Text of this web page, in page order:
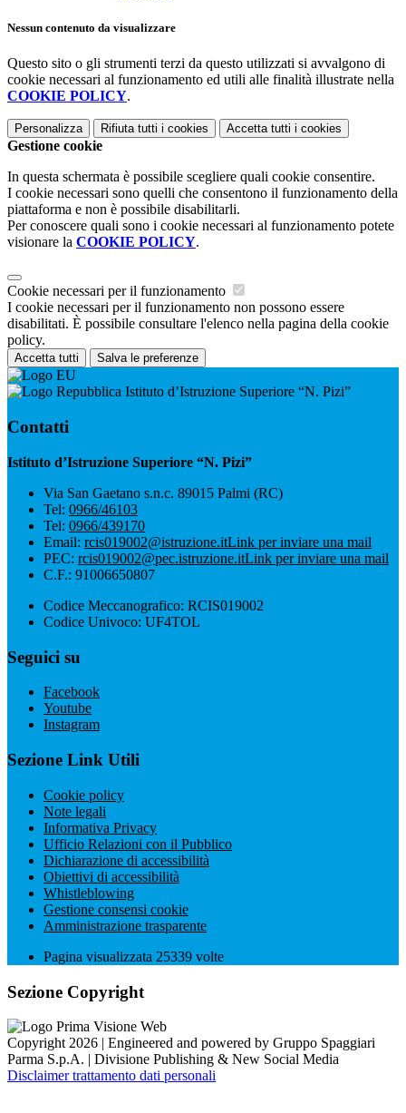
Nessun contenuto da visualizzare
Questo sito o gli strumenti terzi da questo utilizzati si avvalgono di
cookie necessari al funzionamento ed utili alle finalità illustrate nella
COOKIE POLICY.
Personalizza Rifiuta tutti i cookies Accetta tutti i cookies
Gestione cookie
In questa schermata è possibile scegliere quali cookie consentire.
I cookie necessari sono quelli che consentono il funzionamento della
piattaforma e non è possibile disabilitarli.
Per conoscere quali sono i cookie necessari al funzionamento potete
visionare la COOKIE POLICY.
Cookie necessari per il funzionamento
I cookie necessari per il funzionamento non possono essere
disabilitati. È possibile consultare l'elenco nella pagina della cookie
policy.
Accetta tutti Salva le preferenze
Istituto d’Istruzione Superiore “N. Pizi”
Contatti
Istituto d’Istruzione Superiore “N. Pizi”
Via San Gaetano s.n.c. 89015 Palmi (RC)
Tel: 0966/46103
Tel: 0966/439170
Email: rcis019002@istruzione.itLink per inviare una mail
PEC: rcis019002@pec.istruzione.itLink per inviare una mail
C.F.: 91006650807
Codice Meccanografico: RCIS019002
Codice Univoco: UF4TOL
Seguici su
Facebook
Youtube
Instagram
Sezione Link Utili
Cookie policy
Note legali
Informativa Privacy
Ufficio Relazioni con il Pubblico
Dichiarazione di accessibilità
Obiettivi di accessibilità
Whistleblowing
Gestione consensi cookie
Amministrazione trasparente
Pagina visualizzata 25339 volte
Sezione Copyright
Copyright 2026 | Engineered and powered by Gruppo Spaggiari
Parma S.p.A. | Divisione Publishing & New Social Media
Disclaimer trattamento dati personali